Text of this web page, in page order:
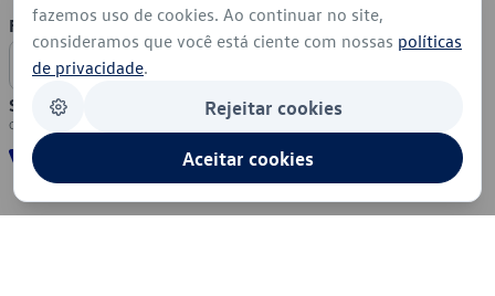
Formas de Pagamento
Segurança
fazemos uso de cookies. Ao continuar no site,
consideramos que você está ciente com nossas políticas
de privacidade.
Rejeitar cookies
Aceitar cookies